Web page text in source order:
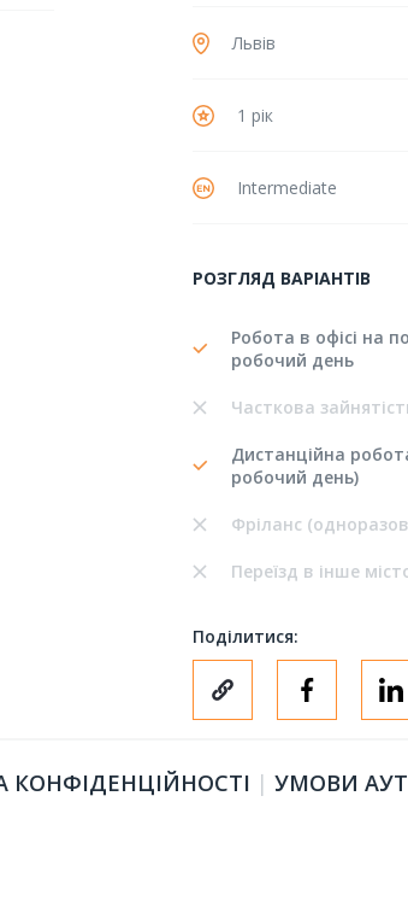
Львів
1 рік
Intermediate
РОЗГЛЯД ВАРІАНТІВ
Робота в офісі на
робочий день
Часткова
Дистанційна
робочий день)
Фріланс
Переїзд в інше
Поділитися:
КОНФІДЕНЦІЙНОСТІ |УМОВИ